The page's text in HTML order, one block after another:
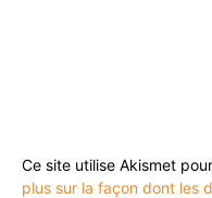
Ce site utilise Akismet
plus sur la façon dont les